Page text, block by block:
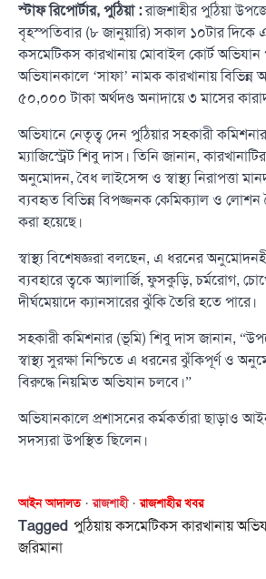
স্টাফ রিপোর্টার, পুঠিয়া :রাজশাহীর পুঠিয়া
বৃহস্পতিবার (৮ জানুয়ারি) সকাল ১০টার
কসমেটিকস কারখানায় মোবাইল কোর্ট অভিযান
অভিযানকালে ‘সাফা’ নামক কারখানায় বিভিন্ন
৫০,০০০ টাকা অর্থদণ্ড অনাদায়ে ৩ মাসের
অভিযানে নেতৃত্ব দেন পুঠিয়ার সহকারী
ম্যাজিস্ট্রেট শিবু দাস। তিনি জানান,
অনুমোদন, বৈধ লাইসেন্স ও স্বাস্থ্য নিরাপত্তা
ব্যবহৃত বিভিন্ন বিপজ্জনক কেমিক্যাল ও লোশন
করা হয়েছে।
স্বাস্থ্য বিশেষজ্ঞরা বলছেন, এ ধরনের
ব্যবহারে ত্বকে অ্যালার্জি, ফুসকুড়ি, চর্মরোগ,
দীর্ঘমেয়াদে ক্যানসারের ঝুঁকি তৈরি হতে পারে।
সহকারী কমিশনার (ভূমি) শিবু দাস জানান,
স্বাস্থ্য সুরক্ষা নিশ্চিতে এ ধরনের ঝুঁকিপূর্ণ ও
বিরুদ্ধে নিয়মিত অভিযান চলবে।”
অভিযানকালে প্রশাসনের কর্মকর্তারা ছাড়াও
সদস্যরা উপস্থিত ছিলেন।
আইন আদালত রাজশাহী রাজশাহীর খবর
Tagged পুঠিয়ায় কসমেটিকস কারখানায়
জরিমানা